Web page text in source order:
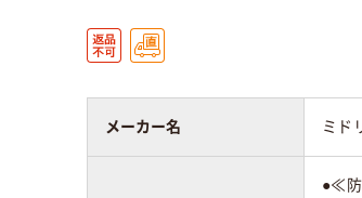
メーカー名 ミド
●≪防